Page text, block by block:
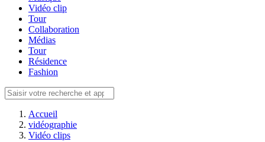
Vidéo clip
Tour
Collaboration
Médias
Tour
Résidence
Fashion
Accueil
vidéographie
Vidéo clips